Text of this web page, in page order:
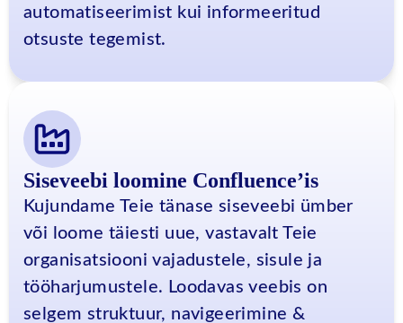
automatiseerimist kui informeeritud
otsuste tegemist.
Siseveebi loomine Confluence’is
Kujundame Teie tänase siseveebi ümber
või loome täiesti uue, vastavalt Teie
organisatsiooni vajadustele, sisule ja
tööharjumustele. Loodavas veebis on
selgem struktuur, navigeerimine &